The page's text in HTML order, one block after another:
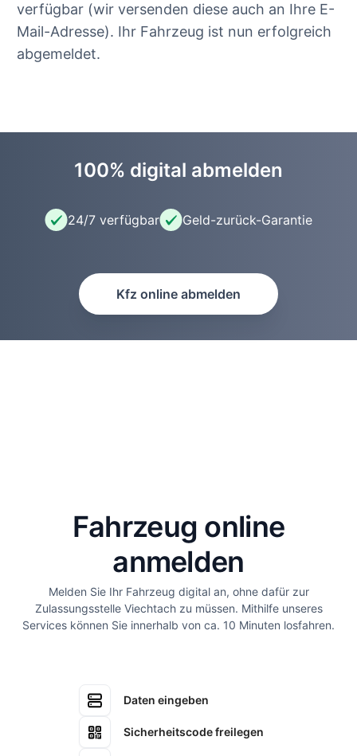
verfügbar (wir versenden diese auch an Ihre E-
Mail-Adresse). Ihr Fahrzeug ist nun erfolgreich
abgemeldet.
100% digital abmelden
24/7 verfügbar Geld-zurück-Garantie
Kfz online abmelden
Fahrzeug online
anmelden
Melden Sie Ihr Fahrzeug digital an, ohne dafür zur
Zulassungsstelle Viechtach zu müssen. Mithilfe unseres
Services können Sie innerhalb von ca. 10 Minuten losfahren.
Daten eingeben
Sicherheitscode freilegen